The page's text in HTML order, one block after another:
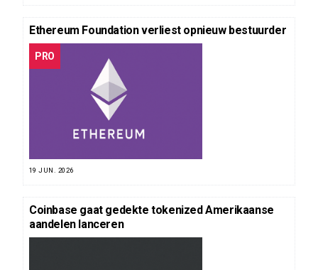
Ethereum Foundation verliest opnieuw bestuurder
PRO
19 JUN. 2026
Coinbase gaat gedekte tokenized Amerikaanse
aandelen lanceren